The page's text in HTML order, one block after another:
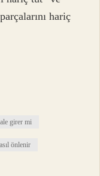
hariç
girer mi
önlenir